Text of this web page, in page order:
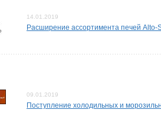
14.01.2019
Расширение ассортимента печей Alto-
09.01.2019
Поступление холодильных и